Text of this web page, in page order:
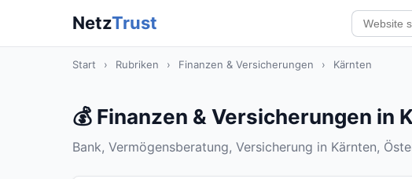
NetzTrust
Start › Rubriken › Finanzen & Versicherungen › Kärnten
💰 Finanzen & Versicherungen in
Bank, Vermögensberatung, Versicherung in Kärnten,